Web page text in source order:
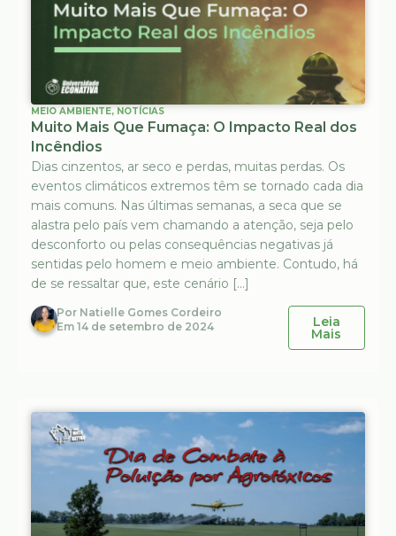
MEIO AMBIENTE, NOTÍCIAS
Muito Mais Que Fumaça: O Impacto Real dos
Incêndios
Dias cinzentos, ar seco e perdas, muitas perdas. Os
eventos climáticos extremos têm se tornado cada dia
mais comuns. Nas últimas semanas, a seca que se
alastra pelo país vem chamando a atenção, seja pelo
desconforto ou pelas consequências negativas já
sentidas pelo homem e meio ambiente. Contudo, há
de se ressaltar que, este cenário […]
Por Natielle Gomes Cordeiro
Em 14 de setembro de 2024 Leia
Mais